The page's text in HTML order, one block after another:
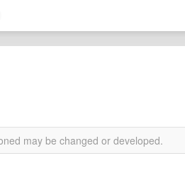
may be changed or developed.